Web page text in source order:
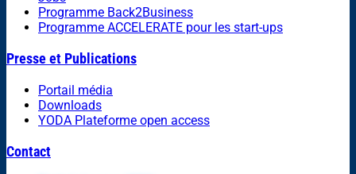
Programme Back2Business
Programme ACCELERATE pour les start-ups
Presse et Publications
Portail média
Downloads
YODA Plateforme open access
Contact